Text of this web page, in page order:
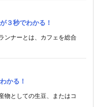
３秒でわかる！
ンナーとは、カフェを総合
かる！
物としての生豆、またはコ